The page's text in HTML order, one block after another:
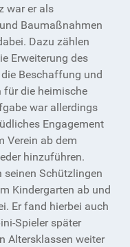
war er als
Baumaßnahmen
Dazu zählen
Erweiterung des
Beschaffung und
für die heimische
war allerdings
Engagement
Verein ab dem
hinzuführen.
seinen Schützlingen
Kindergarten ab und
Er fand hierbei auch
Spieler später
Altersklassen weiter